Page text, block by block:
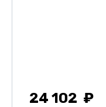
24 102